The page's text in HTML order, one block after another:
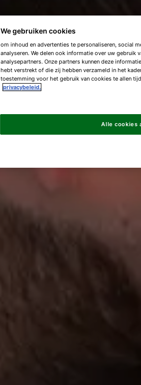
We gebruiken cookies
om inhoud en advertenties te personaliseren, social
analyseren. We delen ook informatie over uw gebruik
analysepartners. Onze partners kunnen deze
hebt verstrekt of die zij hebben verzameld in het
toestemming voor het gebruik van cookies te allen
privacybeleid.
Alle cookies